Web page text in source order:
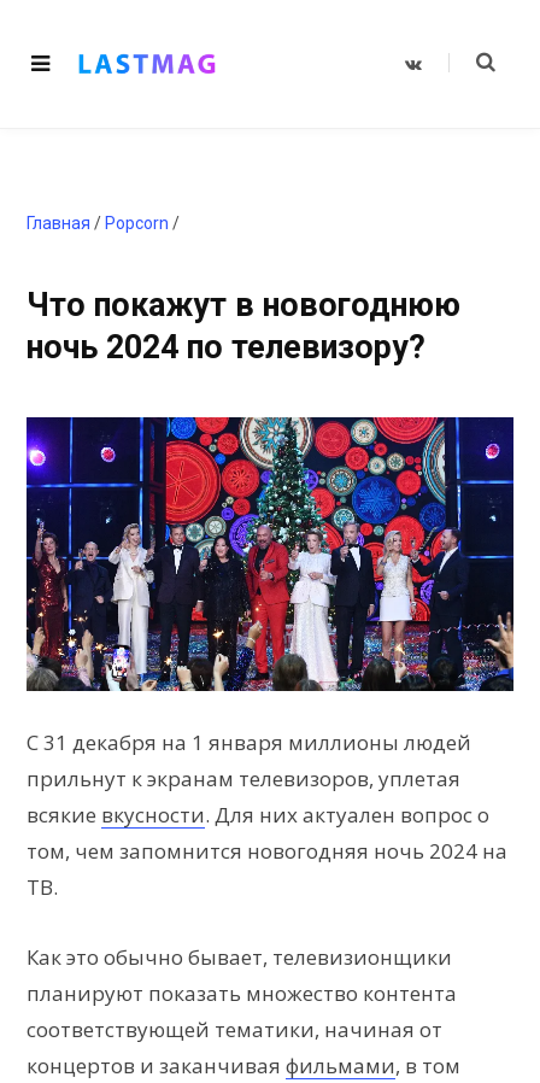
V
Главная / Popcorn /
Что покажут в новогоднюю
ночь 2024 по телевизору?
С 31 декабря на 1 января миллионы людей
прильнут к экранам телевизоров, уплетая
всякие вкусности. Для них актуален вопрос о
том, чем запомнится новогодняя ночь 2024 на
ТВ.
Как это обычно бывает, телевизионщики
планируют показать множество контента
соответствующей тематики, начиная от
концертов и заканчивая фильмами, в том